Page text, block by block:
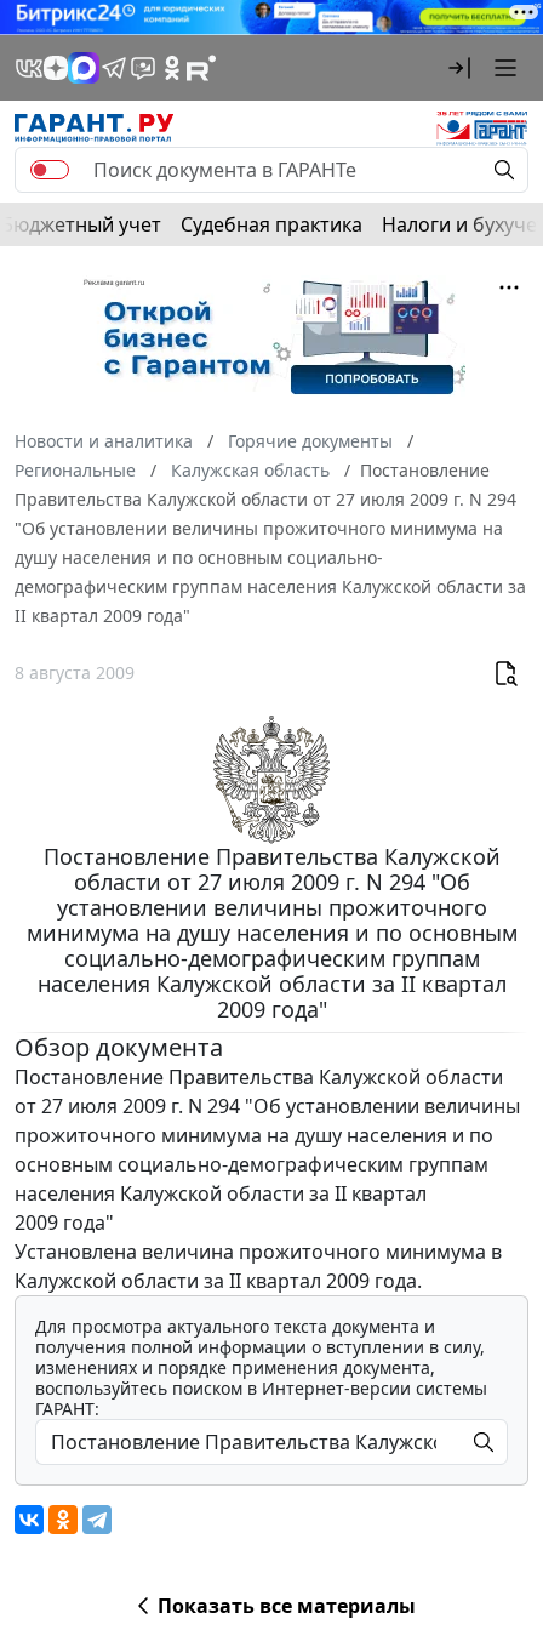
Бюджетный учет Судебная практика Налоги и
Новости и аналитика
Горячие документы
Региональные
Калужская область
Постановление
Правительства Калужской области от 27 июля 2009 г. N 294
"Об установлении величины прожиточного минимума на
душу населения и по основным социально-
демографическим группам населения Калужской области за
II квартал 2009 года"
8 августа 2009
Постановление Правительства Калужской
области от 27 июля 2009 г. N 294 "Об
установлении величины прожиточного
минимума на душу населения и по основным
социально-демографическим группам
населения Калужской области за II квартал
2009 года"
Обзор документа
Постановление Правительства Калужской области
от 27 июля 2009 г. N 294 "Об установлении величины
прожиточного минимума на душу населения и по
основным социально-демографическим группам
населения Калужской области за II квартал
2009 года"
Установлена величина прожиточного минимума в
Калужской области за II квартал 2009 года.
Для просмотра актуального текста документа и
получения полной информации о вступлении в силу,
изменениях и порядке применения документа,
воспользуйтесь поиском в Интернет-версии системы
ГАРАНТ:
Показать все материалы